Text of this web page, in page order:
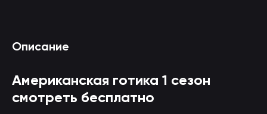
(вы будете перенаправлены на другой сайт)
Описание
Американская готика 1 сезон
смотреть бесплатно